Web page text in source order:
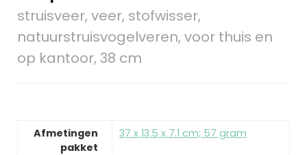
struisveer, veer, stofwisser,
natuurstruisvogelveren, voor thuis en
op kantoor, 38 cm
Afmetingen
pakket
‎37 x 13.5 x 7.1 cm; 57 gram